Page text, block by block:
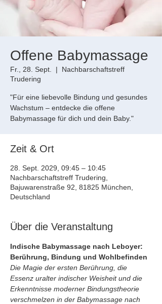
Offene Babymassage
Fr., 28. Sept.
  |
Nachbarschaftstreff
Trudering
"Für eine liebevolle Bindung und gesundes
Wachstum – entdecke die offene
Babymassage für dich und dein Baby."
Zeit & Ort
28. Sept. 2029, 09:45 – 10:45
Nachbarschaftstreff Trudering,
Bajuwarenstraße 92, 81825 München,
Deutschland
Über die Veranstaltung
Indische Babymassage nach Leboyer:
Berührung, Bindung und Wohlbefinden
Die Magie der ersten Berührung, die
Essenz uralter indischer Weisheit und die
Erkenntnisse moderner Bindungstheorie
verschmelzen in der Babymassage nach